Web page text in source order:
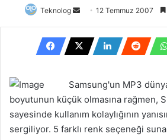
Teknolog
Bir
posta
göndermek
12 Temmuz 2007
Samsung'un MP3
boyutunun küçük olmasına rağmen,
sayesinde kullanım kolaylığının
sergiliyor. 5 farklı renk seçeneği